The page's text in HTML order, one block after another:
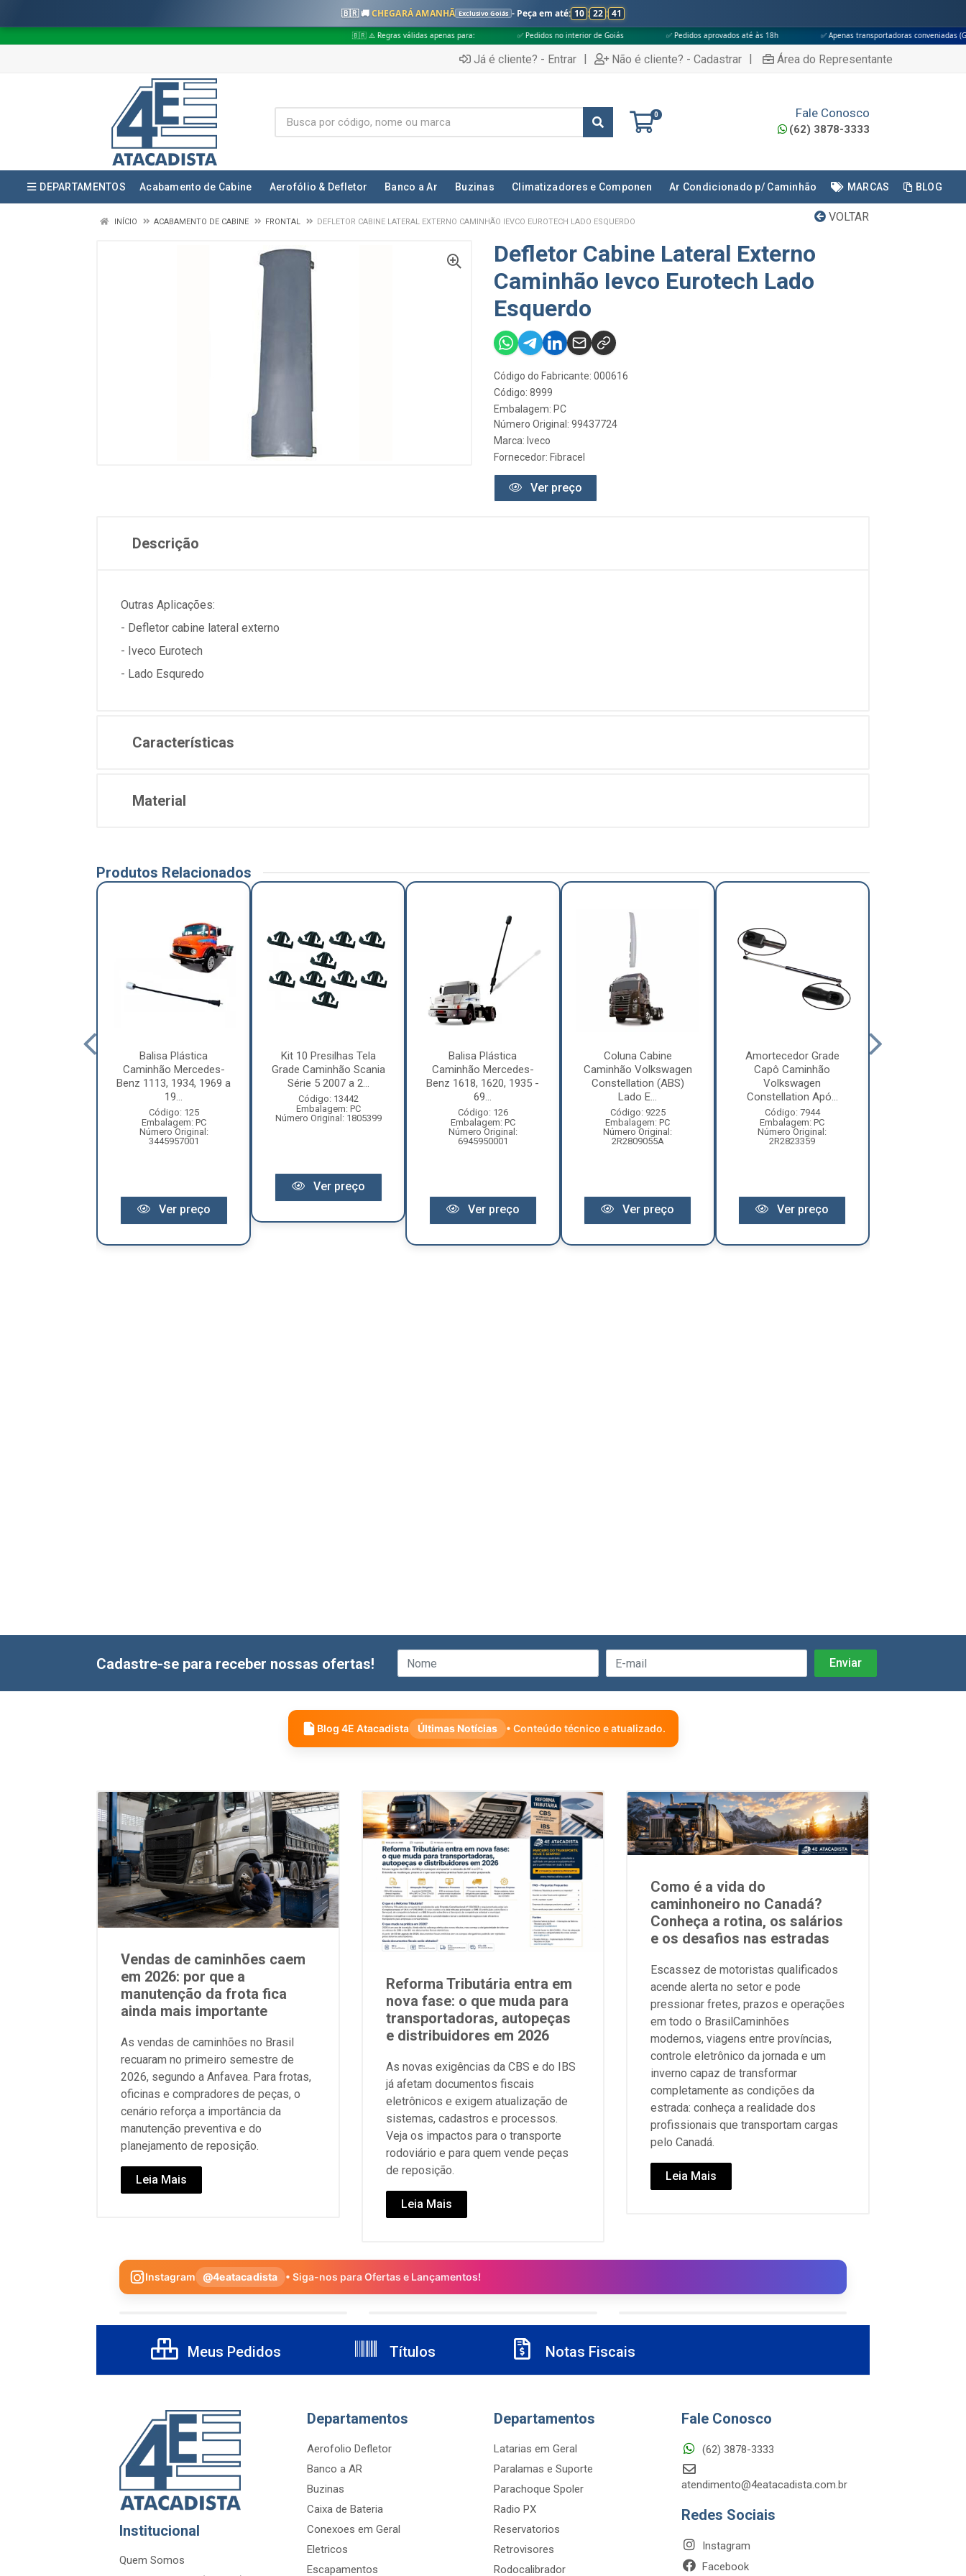
🇧🇷 🚚CHEGARÁ AMANHÃ Exclusivo Goiás - Peça em até: 10 : 22 : 40
🇧🇷 ⚠️ Regras válidas apenas para: ✅ Pedidos no interior de Goiás ✅ Pedidos aprovados até às 18h ✅ Apenas transportadoras conveniadas (Grupo G5)
Já é cliente? - Entrar | Não é cliente? - Cadastrar | Área do Representante
0 Fale Conosco
(62) 3878-3333
DEPARTAMENTOS Acabamento de Cabine Aerofólio & Defletor Banco a Ar Buzinas Climatizadores e Componen Ar Condicionado p/ Caminhão MARCAS BLOG
VOLTAR
INÍCIO ACABAMENTO DE CABINE FRONTAL DEFLETOR CABINE LATERAL EXTERNO CAMINHÃO IEVCO EUROTECH LADO ESQUERDO
Defletor Cabine Lateral Externo
Caminhão Ievco Eurotech Lado
Esquerdo
Código do Fabricante: 000616
Código: 8999
Embalagem: PC
Número Original: 99437724
Marca: Iveco
Fornecedor: Fibracel
Ver preço
Descrição
Outras Aplicações:
- Defletor cabine lateral externo
- Iveco Eurotech
- Lado Esquredo
Características
Material
Produtos Relacionados
Balisa Plástica
Caminhão Mercedes-
Benz 1113, 1934, 1969 a
19...
Código: 125
Embalagem: PC
Número Original:
3445957001
Ver preço
Kit 10 Presilhas Tela
Grade Caminhão Scania
Série 5 2007 a 2...
Código: 13442
Embalagem: PC
Número Original: 1805399
Ver preço
Balisa Plástica
Caminhão Mercedes-
Benz 1618, 1620, 1935 -
69...
Código: 126
Embalagem: PC
Número Original:
6945950001
Ver preço
Coluna Cabine
Caminhão Volkswagen
Constellation (ABS)
Lado E...
Código: 9225
Embalagem: PC
Número Original:
2R2809055A
Ver preço
Amortecedor Grade
Capô Caminhão
Volkswagen
Constellation Apó...
Código: 7944
Embalagem: PC
Número Original:
2R2823359
Ver preço
Cadastre-se para receber nossas ofertas!
Blog 4E Atacadista Últimas Notícias • Conteúdo técnico e atualizado.
Vendas de caminhões caem
em 2026: por que a
manutenção da frota fica
ainda mais importante
As vendas de caminhões no Brasil
recuaram no primeiro semestre de
2026, segundo a Anfavea. Para frotas,
oficinas e compradores de peças, o
cenário reforça a importância da
manutenção preventiva e do
planejamento de reposição.
Leia Mais
Reforma Tributária entra em
nova fase: o que muda para
transportadoras, autopeças
e distribuidores em 2026
As novas exigências da CBS e do IBS
já afetam documentos fiscais
eletrônicos e exigem atualização de
sistemas, cadastros e processos.
Veja os impactos para o transporte
rodoviário e para quem vende peças
de reposição.
Leia Mais
Como é a vida do
caminhoneiro no Canadá?
Conheça a rotina, os salários
e os desafios nas estradas
Escassez de motoristas qualificados
acende alerta no setor e pode
pressionar fretes, prazos e operações
em todo o BrasilCaminhões
modernos, viagens entre províncias,
controle eletrônico da jornada e um
inverno capaz de transformar
completamente as condições da
estrada: conheça a realidade dos
profissionais que transportam cargas
pelo Canadá.
Leia Mais
Instagram @4eatacadista • Siga-nos para Ofertas e Lançamentos!
Meus Pedidos Títulos Notas Fiscais
Institucional
Quem Somos
Departamentos
Aerofolio Defletor
Banco a AR
Buzinas
Caixa de Bateria
Conexoes em Geral
Eletricos
Escapamentos
Departamentos
Latarias em Geral
Paralamas e Suporte
Parachoque Spoler
Radio PX
Reservatorios
Retrovisores
Rodocalibrador
Fale Conosco
(62) 3878-3333
atendimento@4eatacadista.com.br
Redes Sociais
Instagram
Facebook